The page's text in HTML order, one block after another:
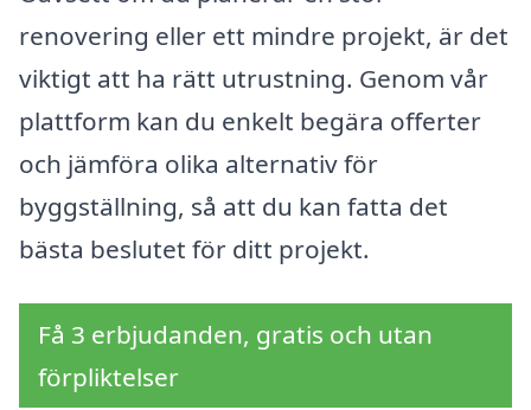
renovering eller ett mindre projekt, är det
viktigt att ha rätt utrustning. Genom vår
plattform kan du enkelt begära offerter
och jämföra olika alternativ för
byggställning, så att du kan fatta det
bästa beslutet för ditt projekt.
Få 3 erbjudanden, gratis och utan
förpliktelser